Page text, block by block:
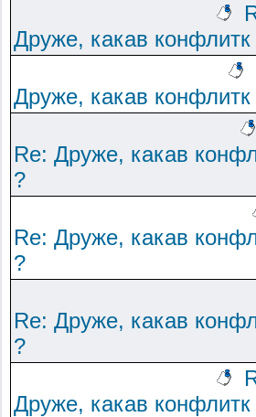
Друже, какав конфлитк
Друже, какав конфлитк
Re: Друже, какав
?
Re: Друже, какав
?
Re: Друже, какав
?
Друже, какав конфлитк